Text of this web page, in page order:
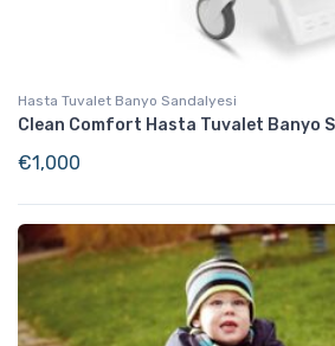
Hasta Tuvalet Banyo Sandalyesi
Clean Comfort Hasta Tuvalet Banyo
€1,000